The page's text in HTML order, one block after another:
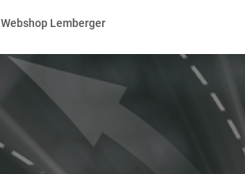
Webshop Lemberger